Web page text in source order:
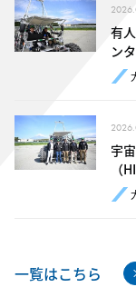
有
ン
宇
（
一覧はこちら